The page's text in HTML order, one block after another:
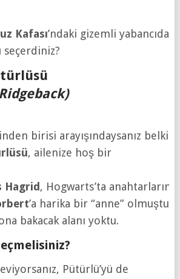
Kafası’ndaki gizemli yabancıdan
seçerdiniz?
birisi arayışındaysanız belki
, ailenize hoş bir
Hagrid , Hogwarts’ta anahtarların
’a harika bir “anne” olmuştu
bakacak alanı yoktu.
Pütürlü’yü de